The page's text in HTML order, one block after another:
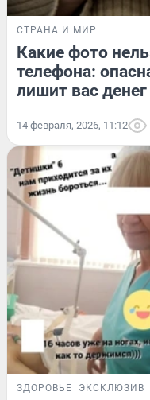
СТРАНА И МИР
Какие фото
телефона:
лишит вас денег
14 февраля, 2026, 11:12
ЗДОРОВЬЕ ЭКСКЛЮЗИВ